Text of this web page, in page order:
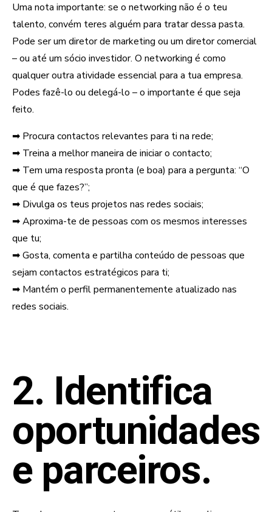
Uma nota importante: se o networking não é o teu
talento, convém teres alguém para tratar dessa pasta.
Pode ser um diretor de marketing ou um diretor comercial
– ou até um sócio investidor. O networking é como
qualquer outra atividade essencial para a tua empresa.
Podes fazê-lo ou delegá-lo – o importante é que seja
feito.
➡ Procura contactos relevantes para ti na rede;
➡ Treina a melhor maneira de iniciar o contacto;
➡ Tem uma resposta pronta (e boa) para a pergunta: “O
que é que fazes?”;
➡ Divulga os teus projetos nas redes sociais;
➡ Aproxima-te de pessoas com os mesmos interesses
que tu;
➡ Gosta, comenta e partilha conteúdo de pessoas que
sejam contactos estratégicos para ti;
➡ Mantém o perfil permanentemente atualizado nas
redes sociais.
2. Identifica
oportunidades
e parceiros.